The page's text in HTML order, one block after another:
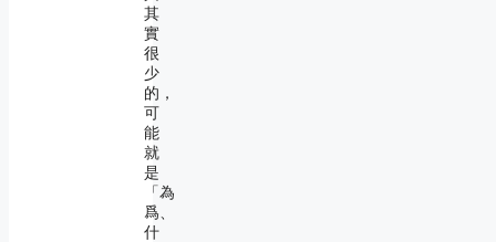
其
實
很
少
的，
可
能
就
是
「為
爲、
什